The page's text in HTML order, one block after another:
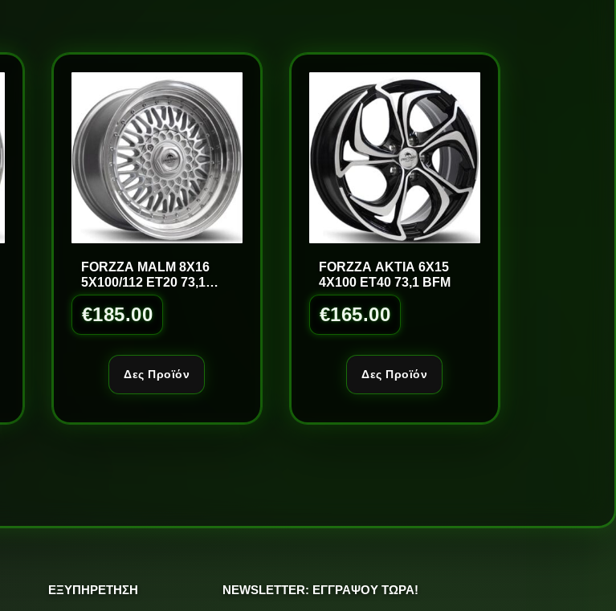
FORZZA MALM 8X16
5X100/112 ET20 73,1
S/LM
€185.00
Δες Προϊόν
FORZZA AKTIA 6X15
4X100 ET40 73,1 BFM
€165.00
Δες Προϊόν
ΕΞΥΠΗΡΕΤΗΣΗ NEWSLETTER: ΕΓΓΡΑΨΟΥ ΤΩΡΑ!